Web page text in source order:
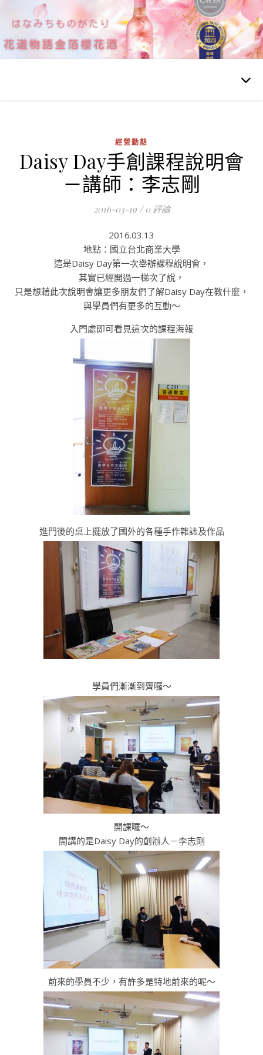
經營動態
Daisy Day手創課程說明會
－講師：李志剛
2016-03-19 / 0 評論
2016.03.13
地點：國立台北商業大學
這是Daisy Day第一次舉辦課程說明會，
其實已經開過一梯次了說，
只是想藉此次說明會讓更多朋友們了解Daisy Day在教什麼，
與學員們有更多的互動～
入門處即可看見這次的課程海報
進門後的桌上擺放了國外的各種手作雜誌及作品
學員們漸漸到齊囉～
開課囉～
開講的是Daisy Day的創辦人－李志剛
前來的學員不少，有許多是特地前來的呢～